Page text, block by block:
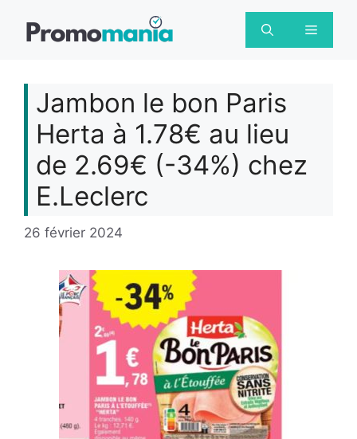
Menu
Jambon le bon Paris
Herta à 1.78€ au lieu
de 2.69€ (-34%) chez
E.Leclerc
26 février 2024